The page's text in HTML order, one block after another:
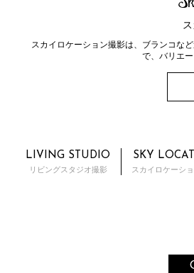
ドレスとタキシード。ウェディングフォ
とTHE SKY WEDDINGならでは
LIVING STUDIO
リビングスタジオ撮影
SKY
スカイロケーシ